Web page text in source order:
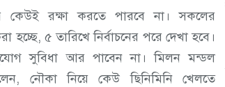
কেউই রক্ষা করতে পারবে না। সকলের
হচ্ছে, ৫ তারিখে নির্বাচনের পরে দেখা হবে।
সুবিধা আর পাবেন না। মিলন মন্ডল
নৌকা নিয়ে কেউ ছিনিমিনি খেলতে